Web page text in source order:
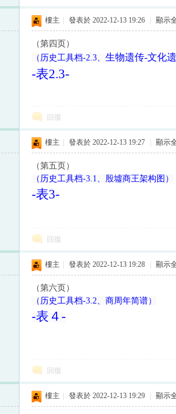
樓主 發表於 2022-12-13 19:26 顯示
（第四页）
（历史工具档-2.3、 生物遗传-文化
-表2.3-
回復
樓主 發表於 2022-12-13 19:27 顯示
（第五页）
（历史工具档-3.1、殷墟商王架构图）
-表3-
回復
樓主 發表於 2022-12-13 19:28 顯示
（第六页）
（历史工具档-3.2、商周年简谱）
-表４ -
回復
樓主 發表於 2022-12-13 19:29 顯示